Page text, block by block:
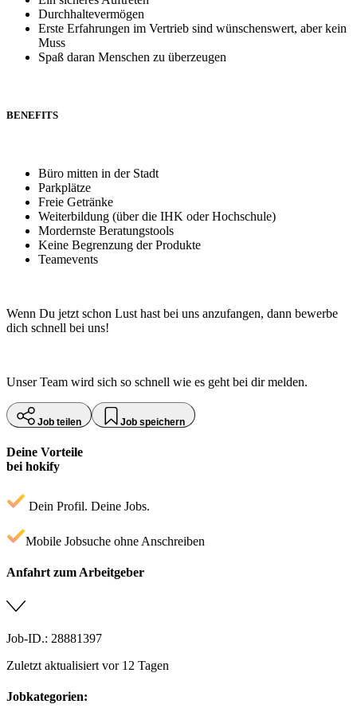
Durchhaltevermögen
Erste Erfahrungen im Vertrieb sind wünschenswert, aber kein
Muss
Spaß daran Menschen zu überzeugen
BENEFITS
Büro mitten in der Stadt
Parkplätze
Freie Getränke
Weiterbildung (über die IHK oder Hochschule)
Mordernste Beratungstools
Keine Begrenzung der Produkte
Teamevents
Wenn Du jetzt schon Lust hast bei uns anzufangen, dann bewerbe
dich schnell bei uns!
Unser Team wird sich so schnell wie es geht bei dir melden.
Job teilen Job speichern
Deine Vorteile
bei hokify
Dein Profil. Deine Jobs.
Mobile Jobsuche ohne Anschreiben
Anfahrt zum Arbeitgeber
Job-ID.: 28881397
Zuletzt aktualisiert vor 12 Tagen
Jobkategorien: